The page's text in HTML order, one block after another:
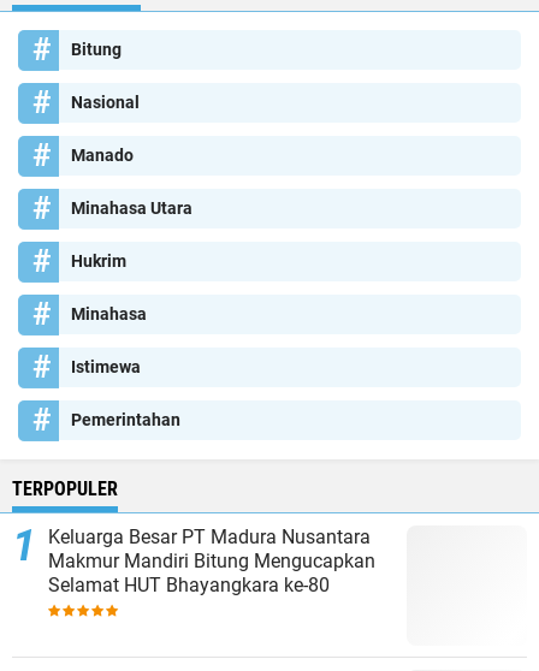
Bitung
Nasional
Manado
Minahasa Utara
Hukrim
Minahasa
Istimewa
Pemerintahan
TERPOPULER
Keluarga Besar PT Madura Nusantara
Makmur Mandiri Bitung Mengucapkan
Selamat HUT Bhayangkara ke-80